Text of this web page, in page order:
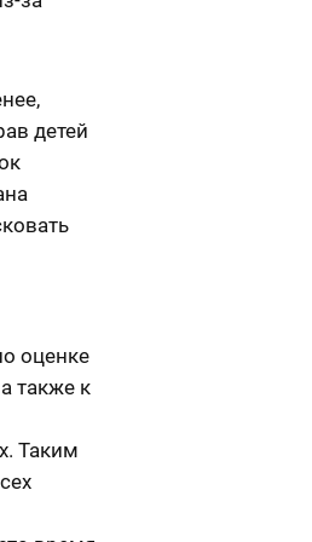
детей
оценке
также к
Таким